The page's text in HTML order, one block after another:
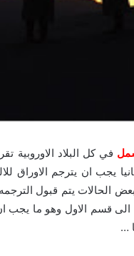
في كل البلاد الاوروبية
يجب ان يترجم الاوراق
الحالات يتم قبول الترجمه
الى قسم الاول وهو ما
…